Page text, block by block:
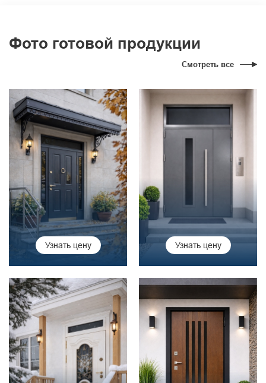
Фото готовой продукции
Смотреть все
Узнать цену Узнать цену